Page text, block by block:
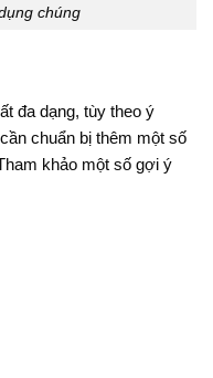
chúng
đa dạng, tùy theo ý
chuẩn bị thêm một số
khảo một số gợi ý